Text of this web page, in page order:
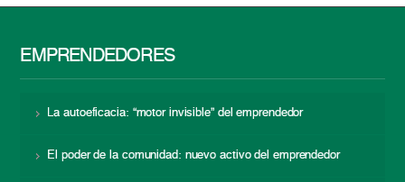
EMPRENDEDORES
La autoeficacia: “motor invisible” del emprendedor
El poder de la comunidad: nuevo activo del emprendedor